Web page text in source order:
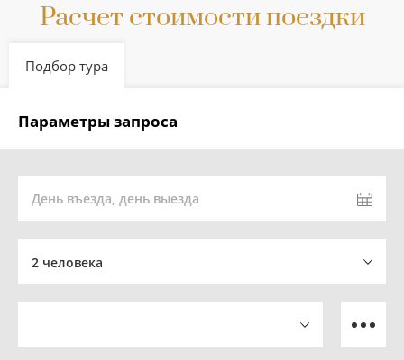
Расчет стоимости поездки
Подбор тура
Параметры запроса
День въезда, день выезда
2 человека